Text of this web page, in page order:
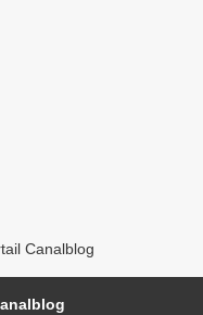
Canalblog